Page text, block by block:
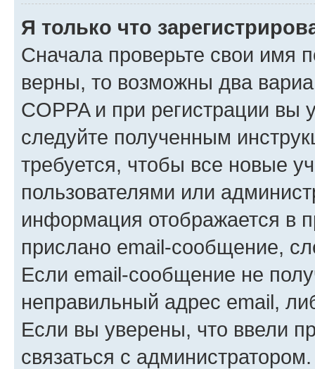
Я только что
Сначала проверьте свои имя
верны, то возможны два
COPPA и при регистрации вы
следуйте полученным
требуется, чтобы все новые
пользователями или
информация отображается в
прислано email-сообщение,
Если email-сообщение не
неправильный адрес email,
Если вы уверены, что ввели
связаться с администратором.